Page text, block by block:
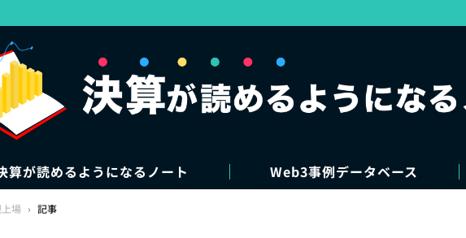
算が読めるようになるノート Web3事例データベース
場 › 記事